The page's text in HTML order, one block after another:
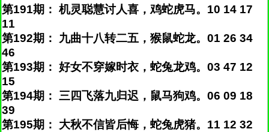
第191期： 机灵聪慧讨人喜，鸡蛇虎马。10 14 17
11
第192期： 九曲十八转二五，猴鼠蛇龙。01 26 34
46
第193期： 好女不穿嫁时衣，蛇兔龙鸡。03 47 12
15
第194期： 三四飞落九归迟，鼠马狗鸡。06 09 18
39
第195期： 大秋不信皆后悔，蛇兔虎猪。11 12 32